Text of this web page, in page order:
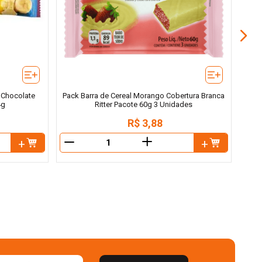
Pack Barra de Cereal Morango Cobertura Branca
Ritter Pacote 60g 3 Unidades
R$ 3,88
＋